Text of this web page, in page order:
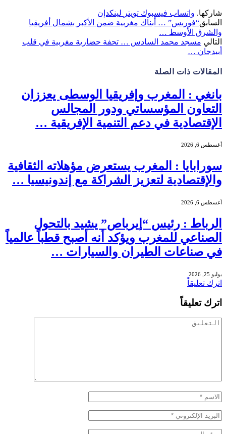
شاركها. واتساب فيسبوك تويتر لينكدإن
السابق“فوربس” … أبناك مغربية ضمن الأكبر بشمال أفريقيا
والشرق الأوسط …
التالي مسجد محمد السادس … تحفة حضارية مغربية في قلب
أبيدجان …
المقالات ذات الصلة
بانغي : المغرب وإفريقيا الوسطى يعززان
التعاون المؤسساتي ودور المجالس
الإقتصادية في دعم التنمية الإفريقية …
أغسطس 6, 2026
سورابايا : المغرب يستعرض مؤهلاته الثقافية
والإقتصادية لتعزيز الشراكة مع إندونيسيا …
أغسطس 6, 2026
الرباط : رئيس “إيرباص” يشيد بالتحول
الصناعي للمغرب ويؤكد أنه أصبح قطباً عالمياً
في صناعات الطيران والسيارات …
يوليو 25, 2026
اترك تعليقاً
اترك تعليقاً